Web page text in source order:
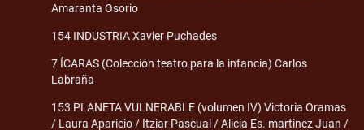
Amaranta Osorio
154 INDUSTRIA Xavier Puchades
7 ÍCARAS (Colección teatro para la infancia) Carlos
Labraña
153 PLANETA VULNERABLE (volumen IV) Victoria Oramas
/ Laura Aparicio / Itziar Pascual / Alicia Es. martínez Juan /